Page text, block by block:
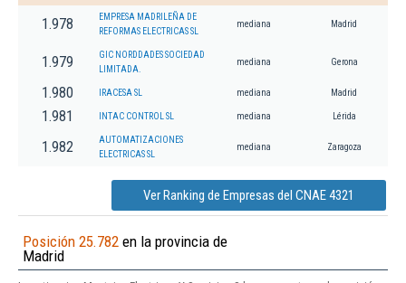
1.978
EMPRESA MADRILEÑA DE
REFORMAS ELECTRICAS SL
mediana Madrid
1.979
GIC NORDDADES SOCIEDAD
LIMITADA.
mediana Gerona
1.980 IRACESA SL mediana Madrid
1.981 INTAC CONTROL SL mediana Lérida
1.982
AUTOMATIZACIONES
ELECTRICAS SL
mediana Zaragoza
Ver Ranking de Empresas del CNAE 4321
Posición 25.782 en la provincia de
Madrid